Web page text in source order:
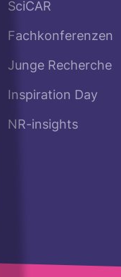
SciCAR
Fachkonferenzen
Junge Recherche
Inspiration Day
NR-insights